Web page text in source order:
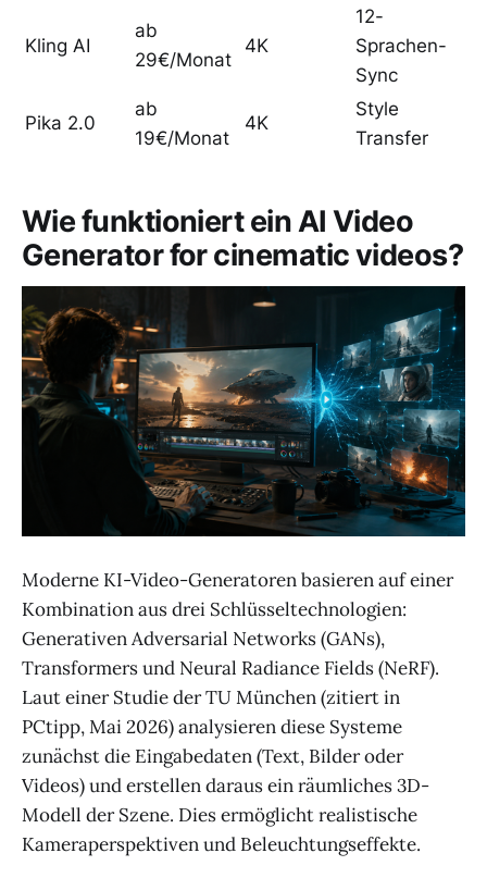
Kling AI
ab
29€/Monat
4K
12-
Sprachen-
Sync
Pika 2.0
ab
19€/Monat
4K
Style
Transfer
Wie funktioniert ein AI Video
Generator for cinematic videos?
Moderne KI-Video-Generatoren basieren auf einer
Kombination aus drei Schlüsseltechnologien:
Generativen Adversarial Networks (GANs),
Transformers und Neural Radiance Fields (NeRF).
Laut einer Studie der TU München (zitiert in
PCtipp, Mai 2026) analysieren diese Systeme
zunächst die Eingabedaten (Text, Bilder oder
Videos) und erstellen daraus ein räumliches 3D-
Modell der Szene. Dies ermöglicht realistische
Kameraperspektiven und Beleuchtungseffekte.